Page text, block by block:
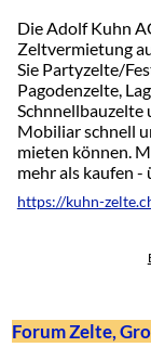
Die Adolf Kuhn
Zeltvermietung
Sie Partyzelte/
Pagodenzelte,
Schnnellbauzelte
Mobiliar schnell
mieten können.
mehr als kaufen -
https://kuhn-
Forum Zelte,